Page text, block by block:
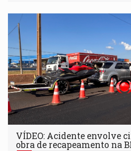
VÍDEO: Acidente envolve
obra de recapeamento na